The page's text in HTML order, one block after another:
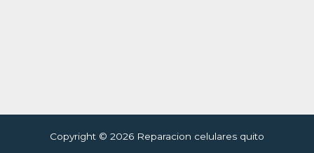
Copyright © 2026 Reparacion celulares quito